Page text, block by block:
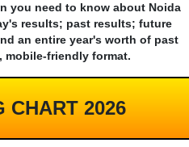
you need to know about Noida
results; past results; future
an entire year's worth of past
mobile-friendly format.
CHART 2026